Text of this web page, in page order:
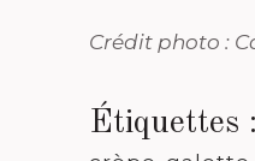
Crédit photo :
Étiquettes :